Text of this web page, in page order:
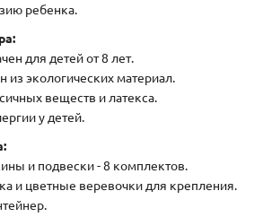
ребенка.
для детей от 8 лет.
из экологических материал.
веществ и латекса.
у детей.
и подвески - 8 комплектов.
и цветные веревочки для крепления.